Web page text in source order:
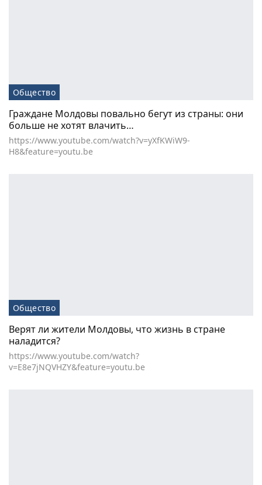
Общество
Граждане Молдовы повально бегут из страны: они
больше не хотят влачить…
https://www.youtube.com/watch?v=yXfKWiW9-
H8&feature=youtu.be
Общество
Верят ли жители Молдовы, что жизнь в стране
наладится?
https://www.youtube.com/watch?
v=E8e7jNQVHZY&feature=youtu.be